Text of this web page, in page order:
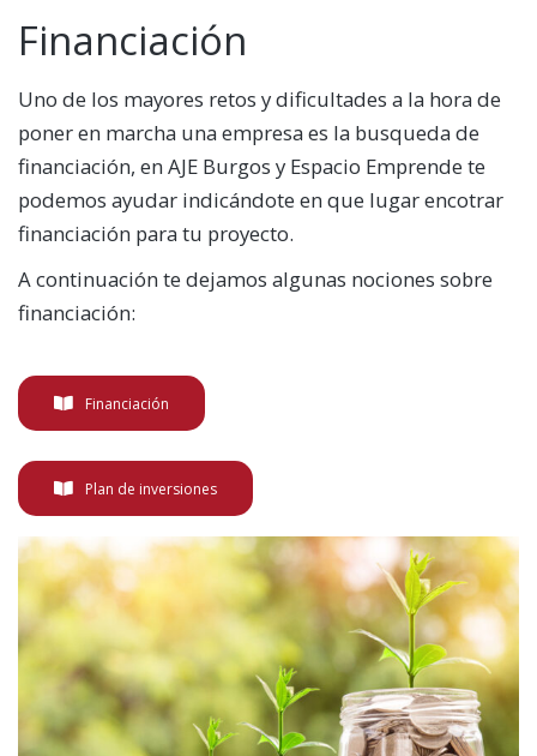
Financiación
Uno de los mayores retos y dificultades a la hora de
poner en marcha una empresa es la busqueda de
financiación, en AJE Burgos y Espacio Emprende te
podemos ayudar indicándote en que lugar encotrar
financiación para tu proyecto.
A continuación te dejamos algunas nociones sobre
financiación:
Financiación
Plan de inversiones